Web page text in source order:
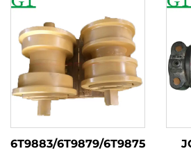
6T9883/6T9879/6T9875/6Y2901